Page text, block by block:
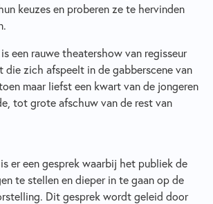
keuzes en proberen ze te hervinden
is een rauwe theatershow van regisseur
die zich afspeelt in de gabberscene van
maar liefst een kwart van de jongeren
tot grote afschuw van de rest van
er een gesprek waarbij het publiek de
te stellen en dieper in te gaan op de
Dit gesprek wordt geleid door